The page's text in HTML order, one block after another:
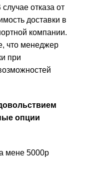
отказа от
доставки в
компании.
что менеджер
при
опции
мене 5000р